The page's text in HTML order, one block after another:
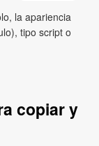
la apariencia
tipo script o
copiar y